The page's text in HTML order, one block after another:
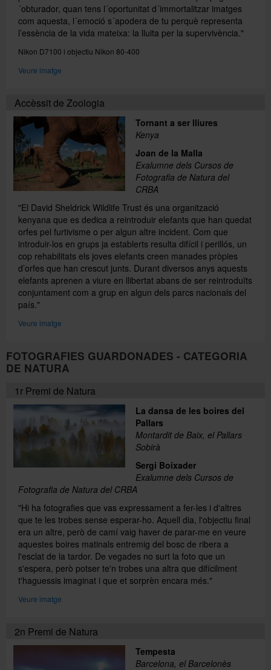
´obturador, quan tens l´oportunitat d´immortalitzar imatges
com aquesta, l´emoció s´apodera de tu perquè representa
l’essència de la vida mateixa: la lluita per la supervivència."
Nikon D7100 i objectiu Nikon 80-400
Veure imatge
Accèssit de Zoologia
Tornant a ser lliures
Kenya
Joan de la Malla
Exalumne dels Cursos de
Fotografia de Natura del
CRBA
"El David Sheldrick Wildlife Trust és una organització
kenyana que es dedica a reintroduir elefants que han quedat
orfes pel furtivisme o per algun altre incident. Com que
introduir-los en grups ja establerts resulta difícil i perillós, un
cop rehabilitats els joves elefants creen manades pròpies
d’orfes que han crescut junts. Durant diversos anys aquests
elefants aprenen a viure en llibertat abans de ser reintroduïts
conjuntament com a grup en algun dels parcs nacionals del
país."
Veure imatge
FOTOGRAFIES GUARDONADES - CATEGORIA
DE NATURA
1r Premi de Natura
La dansa de les boires del
Pallars
Montardit de Baix, el Pallars
Sobirà
Sergi Boixader
Exalumne dels Cursos de
Fotografia de Natura del CRBA
"Hi ha fotografies que vas expressament a fer-les i d'altres
que te les trobes sense esperar-ho. Aquell dia, l'objectiu final
era un altre, però de camí vaig haver de parar-me en veure
aquestes boires matinals entremig del bosc de ribera a
l'esclat de la tardor. De vegades no surt la foto que un
s'espera, però potser te'n trobes una altra que difícilment
t'haguessis imaginat i que et sorprèn encara més."
Veure imatge
2n Premi de Natura
Tempesta
Barcelona, el Barcelonès